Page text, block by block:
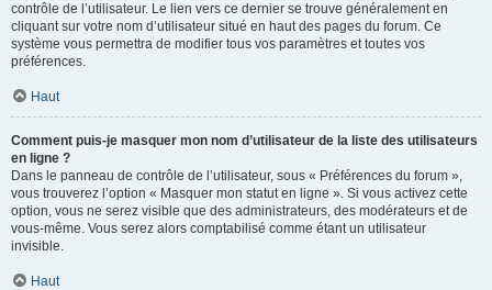
contrôle de l’utilisateur. Le lien vers ce dernier se trouve généralement en
cliquant sur votre nom d’utilisateur situé en haut des pages du forum. Ce
système vous permettra de modifier tous vos paramètres et toutes vos
préférences.
Haut
Comment puis-je masquer mon nom d’utilisateur de la liste des utilisateurs
en ligne ?
Dans le panneau de contrôle de l’utilisateur, sous « Préférences du forum »,
vous trouverez l’option « Masquer mon statut en ligne ». Si vous activez cette
option, vous ne serez visible que des administrateurs, des modérateurs et de
vous-même. Vous serez alors comptabilisé comme étant un utilisateur
invisible.
Haut